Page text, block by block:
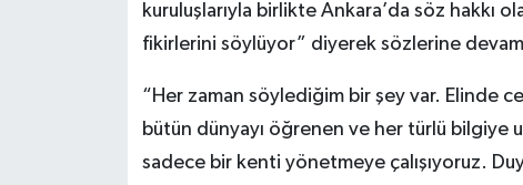
kuruluşlarıyla birlikte Ankara’da söz hakkı
fikirlerini söylüyor” diyerek sözlerine devam
“Her zaman söylediğim bir şey var. Elinde
bütün dünyayı öğrenen ve her türlü bilgiye
sadece bir kenti yönetmeye çalışıyoruz.